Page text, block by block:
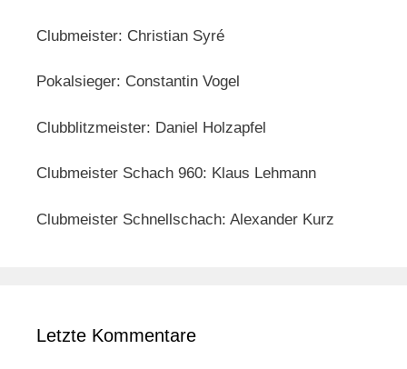
Clubmeister: Christian Syré
Pokalsieger: Constantin Vogel
Clubblitzmeister: Daniel Holzapfel
Clubmeister Schach 960: Klaus Lehmann
Clubmeister Schnellschach: Alexander Kurz
Letzte Kommentare